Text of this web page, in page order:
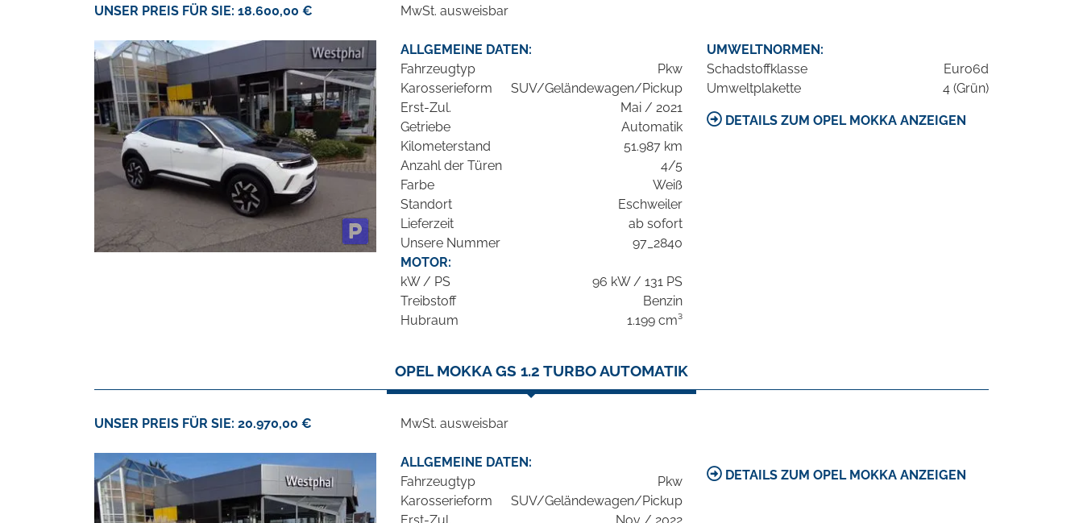
UNSER PREIS FÜR SIE: 18.600,00 € MwSt. ausweisbar
ALLGEMEINE DATEN:
Fahrzeugtyp
Pkw
Karosserieform
SUV/Geländewagen/Pickup
Erst-Zul.
Mai / 2021
Getriebe
Automatik
Kilometerstand
51.987 km
Anzahl der Türen
4/5
Farbe
Weiß
Standort
Eschweiler
Lieferzeit
ab sofort
Unsere Nummer
97_2840
MOTOR:
kW / PS
96 kW / 131 PS
Treibstoff
Benzin
Hubraum
1.199 cm³
UMWELTNORMEN:
Schadstoffklasse
Euro6d
Umweltplakette
4 (Grün)
DETAILS ZUM OPEL MOKKA ANZEIGEN
OPEL MOKKA GS 1.2 TURBO AUTOMATIK
UNSER PREIS FÜR SIE: 20.970,00 € MwSt. ausweisbar
ALLGEMEINE DATEN:
Fahrzeugtyp
Pkw
Karosserieform
SUV/Geländewagen/Pickup
DETAILS ZUM OPEL MOKKA ANZEIGEN